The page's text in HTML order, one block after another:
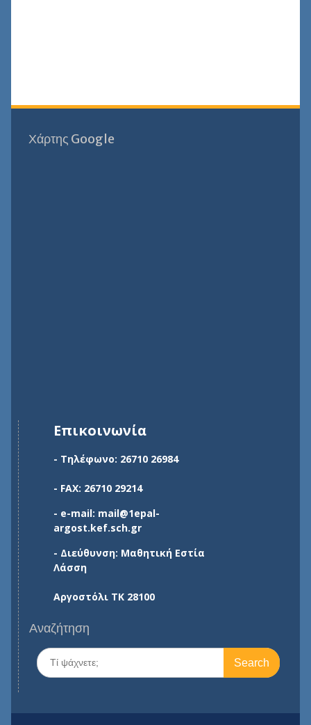
Χάρτης Google
Επικοινωνία
- Τηλέφωνο: 26710 26984
- FAX: 26710 29214
- e-mail: mail@1epal-
argost.kef.sch.gr
- Διεύθυνση: Μαθητική Εστία
Λάσση
Αργοστόλι ΤΚ 28100
Αναζήτηση
Search
for: